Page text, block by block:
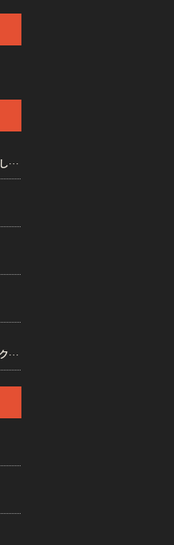
ホームページをリニューアル致しました。
カッティングステッカー、インクジェットステッカー、プリントステッカー、VAPES